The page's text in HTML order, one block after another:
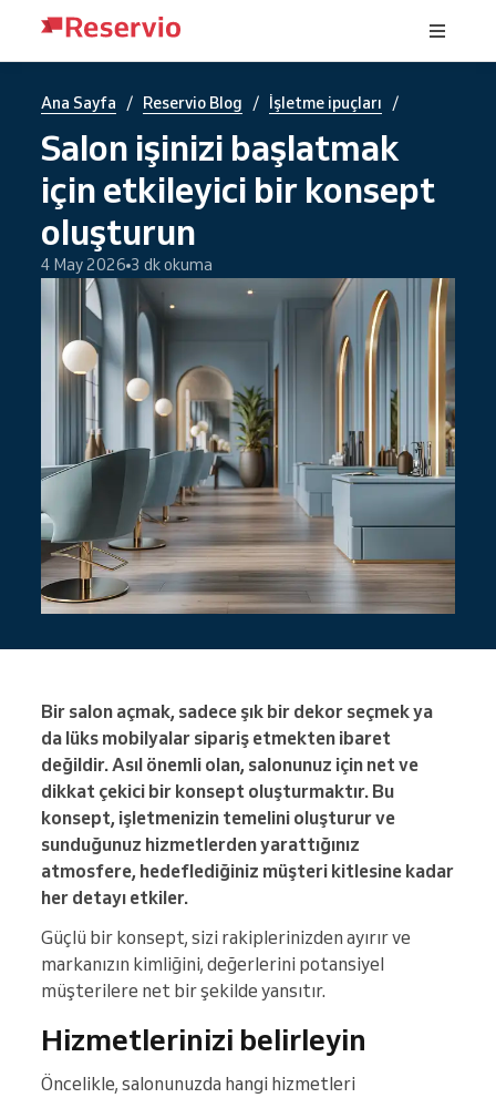
Ana Sayfa / Reservio Blog / İşletme ipuçları /
Salon işinizi başlatmak
için etkileyici bir konsept
oluşturun
4 May 2026 3 dk okuma
Bir salon açmak, sadece şık bir dekor seçmek ya
da lüks mobilyalar sipariş etmekten ibaret
değildir. Asıl önemli olan, salonunuz için net ve
dikkat çekici bir konsept oluşturmaktır. Bu
konsept, işletmenizin temelini oluşturur ve
sunduğunuz hizmetlerden yarattığınız
atmosfere, hedeflediğiniz müşteri kitlesine kadar
her detayı etkiler.
Güçlü bir konsept, sizi rakiplerinizden ayırır ve
markanızın kimliğini, değerlerini potansiyel
müşterilere net bir şekilde yansıtır.
Hizmetlerinizi belirleyin
Öncelikle, salonunuzda hangi hizmetleri